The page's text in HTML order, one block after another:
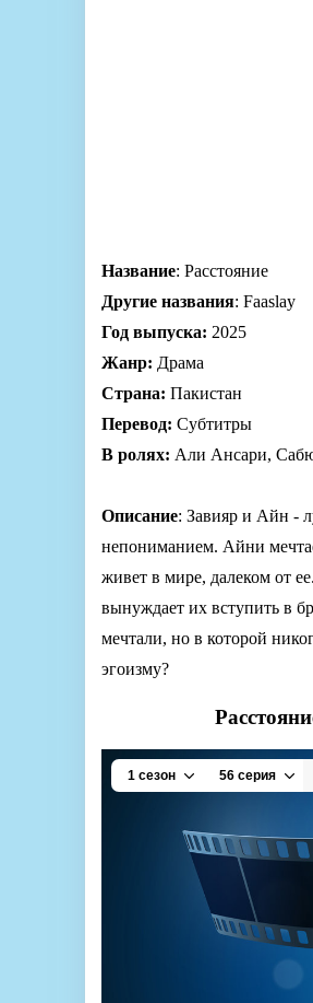
Название: Расстояние
Другие названия: Faaslay
Год выпуска: 2025
Жанр: Драма
Страна: Пакистан
Перевод: Субтитры
В ролях: Али Ансари,
Описание: Завияр и Айн -
непониманием. Айни
живет в мире, далеком от
вынуждает их вступить в
мечтали, но в которой
эгоизму?